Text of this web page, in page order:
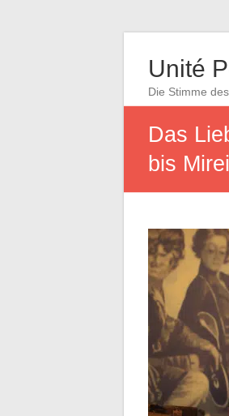
Unité
Die Stimme
Das
bis